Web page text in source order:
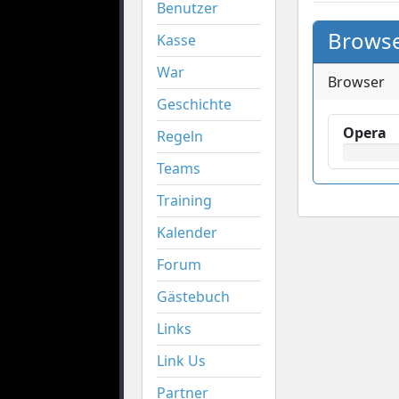
Benutzer
Kasse
War
Geschichte
Regeln
Teams
Training
Kalender
Forum
Gästebuch
Links
Link Us
Partner
Browser
Opera